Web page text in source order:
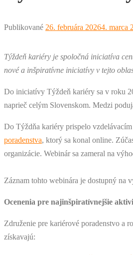
Publikované 26. februára 20264. marca
Týždeň kariéry je spoločná iniciatíva
nové a inšpiratívne iniciatívy v tejto
Do iniciatívy Týždeň kariéry sa v roku
naprieč celým Slovenskom. Medzi
Do Týždňa kariéry prispelo
poradenstva, ktorý sa konal online.
organizácie. Webinár sa zameral na
Záznam tohto webinára je dostupný na
Ocenenia pre najinšpiratívnejšie
Združenie pre kariérové poradenstvo a
získavajú: